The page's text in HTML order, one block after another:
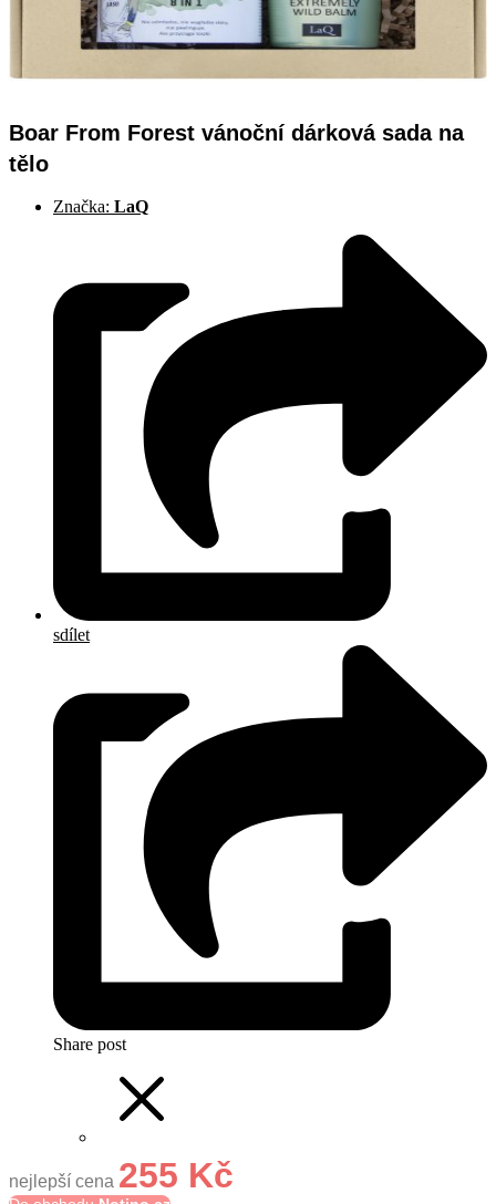
Boar From Forest vánoční dárková sada na
tělo
Značka: LaQ
sdílet
Share post
nejlepší cena 255 Kč